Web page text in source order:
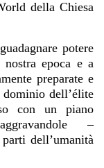
della Chiesa
potere
epoca e a
preparate e
dell’élite
con un piano
–
dell’umanità